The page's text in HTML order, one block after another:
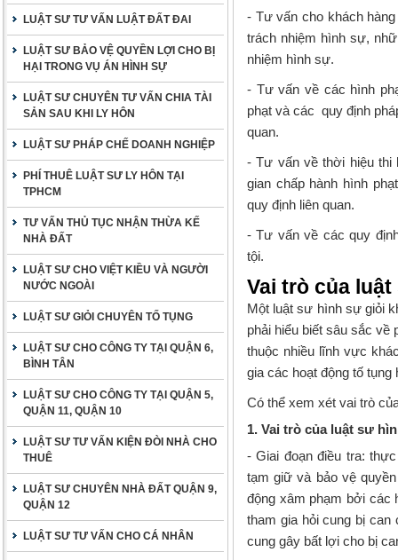
LUẬT SƯ TƯ VẤN LUẬT ĐẤT ĐAI
LUẬT SƯ BẢO VỆ QUYỀN LỢI CHO BỊ
HẠI TRONG VỤ ÁN HÌNH SỰ
LUẬT SƯ CHUYÊN TƯ VẤN CHIA TÀI
SẢN SAU KHI LY HÔN
LUẬT SƯ PHÁP CHẾ DOANH NGHIỆP
PHÍ THUÊ LUẬT SƯ LY HÔN TẠI
TPHCM
TƯ VẤN THỦ TỤC NHẬN THỪA KẾ
NHÀ ĐẤT
LUẬT SƯ CHO VIỆT KIỀU VÀ NGƯỜI
NƯỚC NGOÀI
LUẬT SƯ GIỎI CHUYÊN TỐ TỤNG
LUẬT SƯ CHO CÔNG TY TẠI QUẬN 6,
BÌNH TÂN
LUẬT SƯ CHO CÔNG TY TẠI QUẬN 5,
QUẬN 11, QUẬN 10
LUẬT SƯ TƯ VẤN KIỆN ĐÒI NHÀ CHO
THUÊ
LUẬT SƯ CHUYÊN NHÀ ĐẤT QUẬN 9,
QUẬN 12
LUẬT SƯ TƯ VẤN CHO CÁ NHÂN
- Tư vấn cho khách
trách nhiệm hình sự,
nhiệm hình sự.
- Tư vấn về các hình
phạt và các quy định
quan.
- Tư vấn về thời hiệu thi
gian chấp hành hình
quy định liên quan.
- Tư vấn về các quy
tội.
Vai trò của
Một luật sư hình sự giỏi
phải hiểu biết sâu sắc về
thuộc nhiều lĩnh vực
gia các hoạt động tố tụng
Có thể xem xét vai trò
1. Vai trò của luật sư
- Giai đoạn điều tra:
tạm giữ và bảo vệ
động xâm phạm bởi các
tham gia hỏi cung bị
cung gây bất lợi cho bị